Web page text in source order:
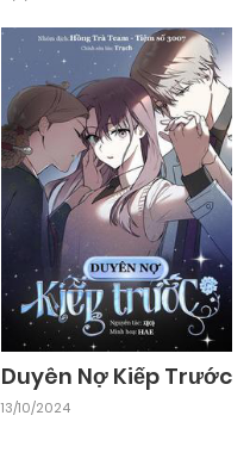
Duyên Nợ Kiếp Trước
13/10/2024